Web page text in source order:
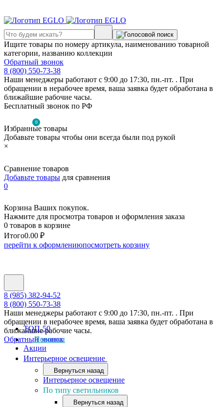
Ищите товары по номеру артикула, наименованию товарной
категории, названию коллекции
Обратный звонок
8 (800) 550-73-38
Наши менеджеры работают с 9:00 до 17:30, пн.-пт. . При
обращении в нерабочее время, ваша заявка будет обработана в
ближайшие рабочие часы.
Бесплатный звонок по РФ
0
Избранные товары
Добавьте товары чтобы они всегда были под рукой
×
Сравнение товаров
Добавьте товары для сравнения
0
Корзина Ваших покупок.
Нажмите для просмотра товаров и оформления заказа
0 товаров в корзине
Итого0.00 ₽
перейти к оформлениюпосмотреть корзину
8 (985) 382-94-52
8 (800) 550-73-38
Наши менеджеры работают с 9:00 до 17:30, пн.-пт. . При
обращении в нерабочее время, ваша заявка будет обработана в
ближайшие рабочие часы.
Обратный звонок
ТОП-50
Новинки
Акции
Интерьерное освещение
Вернуться назад
Интерьерное освещение
По типу светильников
Вернуться назад